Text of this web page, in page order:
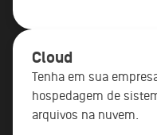
Cloud
Tenha em sua
hospedagem de
arquivos na nuvem.